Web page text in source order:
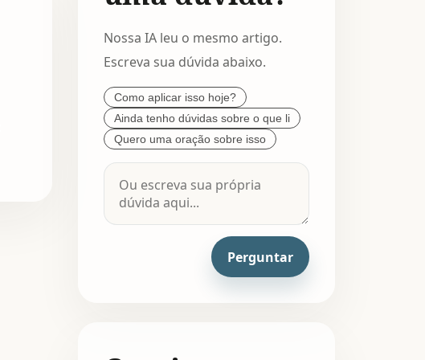
Nossa IA leu o mesmo artigo.
Escreva sua dúvida abaixo.
Como aplicar isso hoje?
Ainda tenho dúvidas sobre o que li
Quero uma oração sobre isso
Perguntar